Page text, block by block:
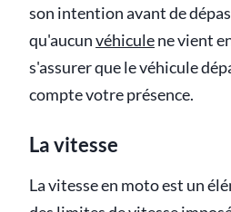
son intention avant de
qu'aucunvéhiculene vient
s'assurer que le véhicule
compte votre présence.
La vitesse
La vitesse en moto est un